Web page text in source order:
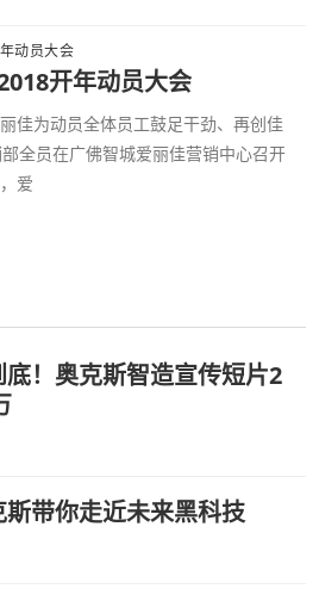
开年动员大会
佳为动员全体员工鼓足干劲、再创佳
全员在广佛智城爱丽佳营销中心召开
爱
！奥克斯智造宣传短片2
带你走近未来黑科技